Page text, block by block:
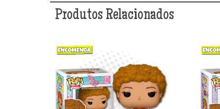
Produtos Relacionados